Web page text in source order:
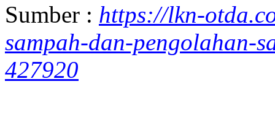
Sumber : https://lkn-
sampah-dan-pengolahan-
427920